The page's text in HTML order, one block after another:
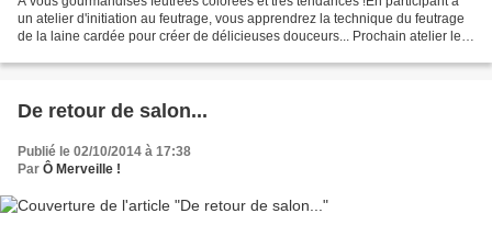
un atelier d'initiation au feutrage, vous apprendrez la technique du feutrage
de la laine cardée pour créer de délicieuses douceurs... Prochain atelier le
De retour de salon...
Publié le 02/10/2014 à 17:38
Par Ô Merveille !